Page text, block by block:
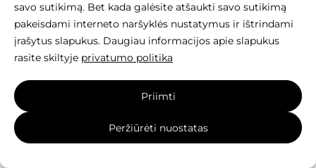
savo sutikimą. Bet kada galėsite atšaukti savo sutikimą
pakeisdami interneto naršyklės nustatymus ir ištrindami
įrašytus slapukus. Daugiau informacijos apie slapukus
rasite skiltyje privatumo politika
Priimti
Peržiūrėti nuostatas
Eko gaminiai
Plokštės ir plytelės
Mažoji architektūra
Bordiūrai
Produktai įrengimui Romex
Valikliai Rock on Rock
Likučių išpardavimas